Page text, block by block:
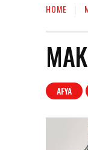
HOME
AFYA